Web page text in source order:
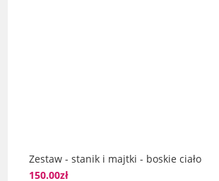
Zestaw - stanik i majtki - boskie ciało
150.00zł